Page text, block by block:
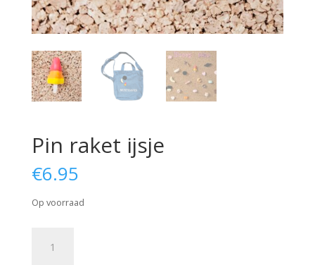
Pin raket ijsje
€6.95
Op voorraad
raket